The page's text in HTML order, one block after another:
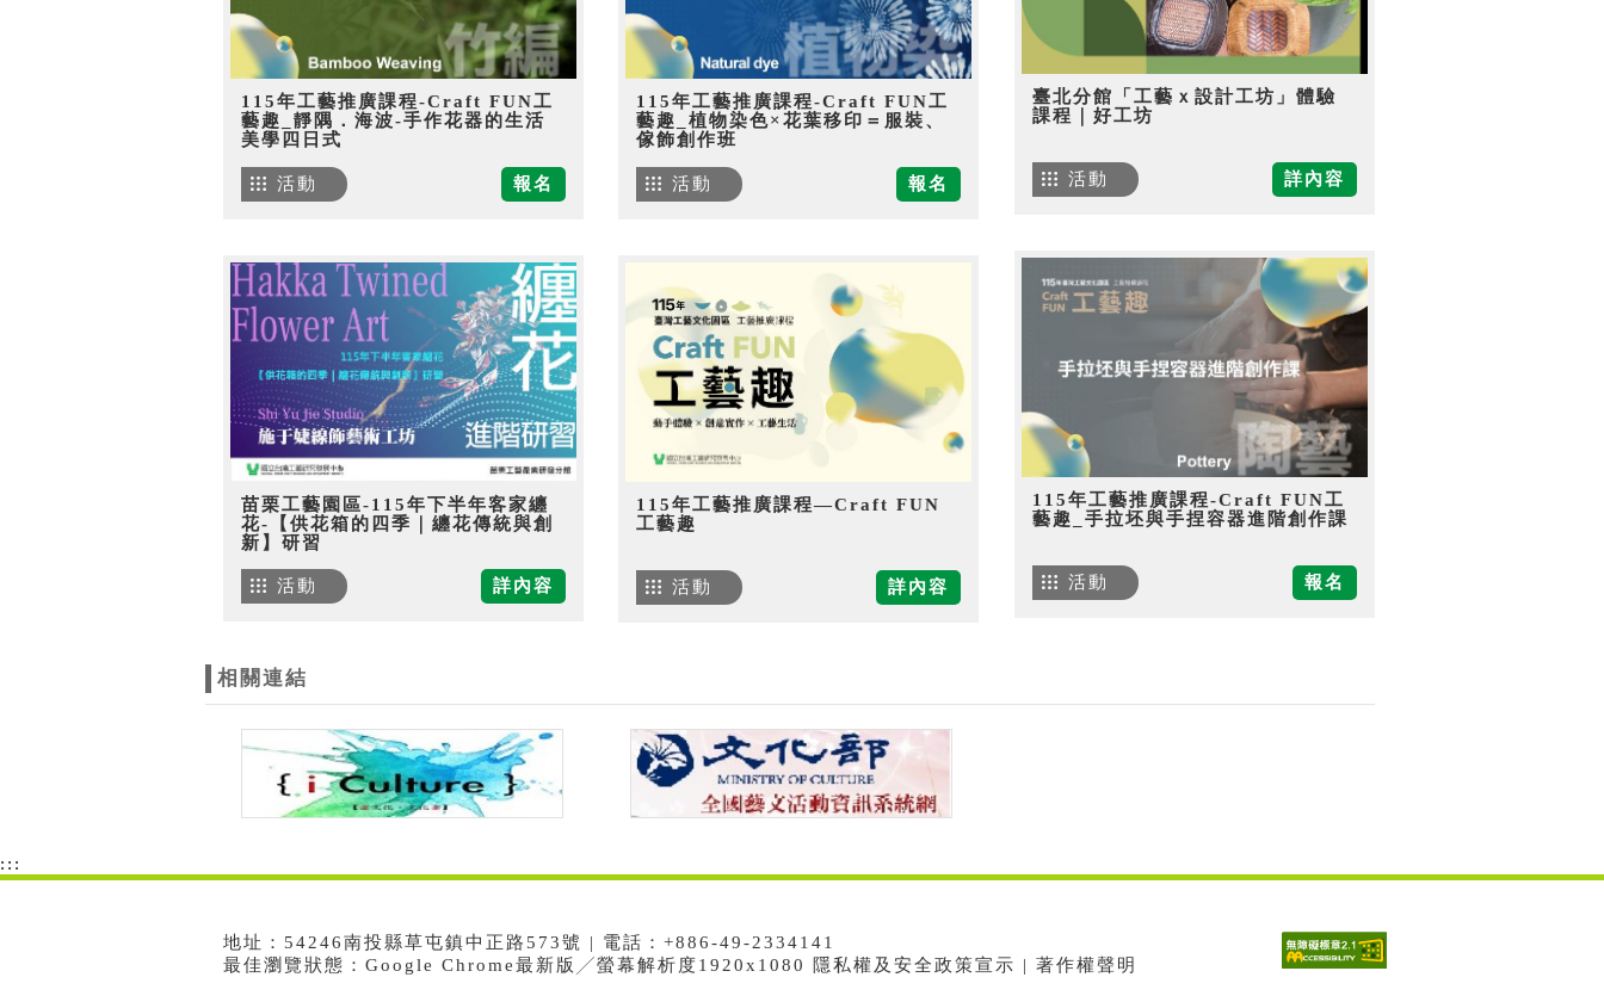
115年工藝推廣課程-Craft FUN工
藝趣_靜隅．海波-手作花器的生活
美學四日式
報名
活動
115年工藝推廣課程-Craft FUN工
藝趣_植物染色×花葉移印＝服裝、
傢飾創作班
報名
活動
臺北分館「工藝ｘ設計工坊」體驗
課程｜好工坊
詳內容
活動
115年工藝推廣課程-Craft FUN工
藝趣_手拉坯與手捏容器進階創作課
報名
活動
苗栗工藝園區-115年下半年客家纏
花-【供花箱的四季｜纏花傳統與創
新】研習
詳內容
活動
115年工藝推廣課程—Craft FUN
工藝趣
詳內容
活動
相關連結
:::
地址：54246南投縣草屯鎮中正路573號 | 電話：+886-49-2334141
最佳瀏覽狀態：Google Chrome最新版╱螢幕解析度1920x1080 隱私權及安全政策宣示 | 著作權聲明